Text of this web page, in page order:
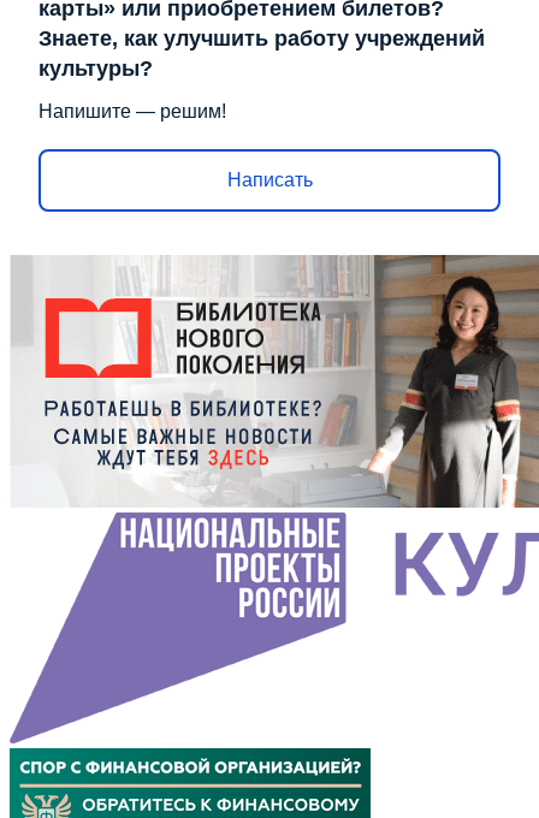
карты» или приобретением билетов?
Знаете, как улучшить работу учреждений
культуры?
Напишите — решим!
Написать